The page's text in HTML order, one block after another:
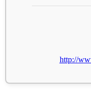
http://